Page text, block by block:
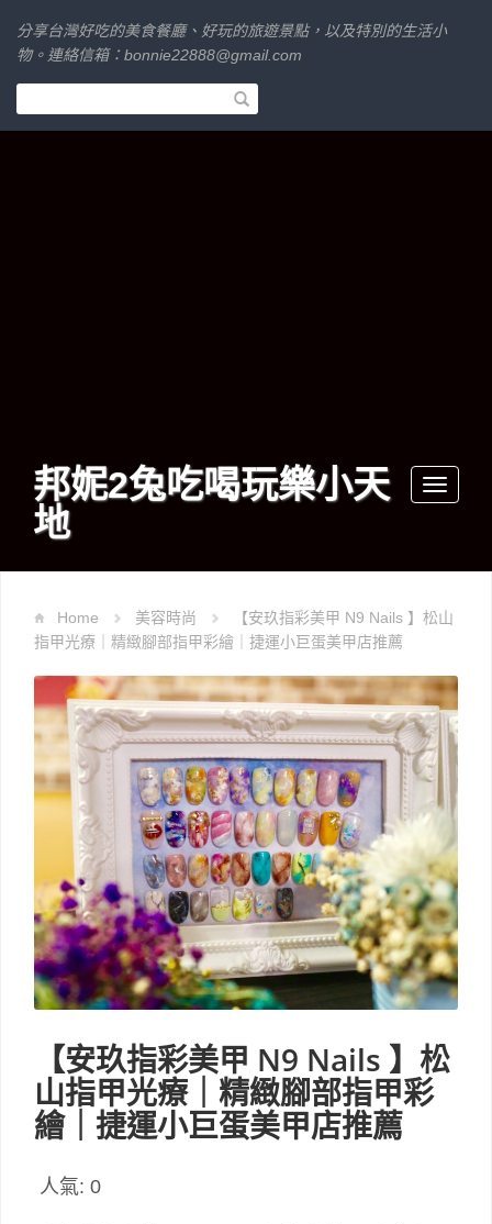
分享台灣好吃的美食餐廳、好玩的旅遊景點，以及特別的生活小
物。連絡信箱： bonnie22888@gmail.com
Toggle
邦妮2兔吃喝玩樂小天
地
Home 美容時尚
【安玖指彩美甲 N9 Nails 】松山
指甲光療｜精緻腳部指甲彩繪｜捷運小巨蛋美甲店推薦
【安玖指彩美甲 N9 Nails 】松
山指甲光療｜精緻腳部指甲彩
繪｜捷運小巨蛋美甲店推薦
人氣: 0